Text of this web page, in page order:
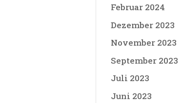
Februar 2024
Dezember 2023
November 2023
September 2023
Juli 2023
Juni 2023